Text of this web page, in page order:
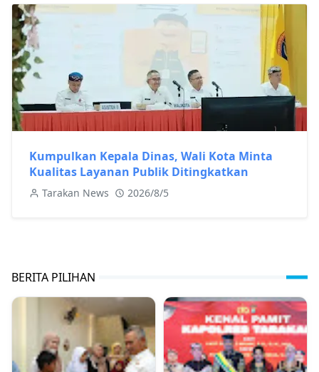
Kumpulkan Kepala Dinas, Wali Kota Minta
Kualitas Layanan Publik Ditingkatkan
Tarakan News 2026/8/5
BERITA PILIHAN